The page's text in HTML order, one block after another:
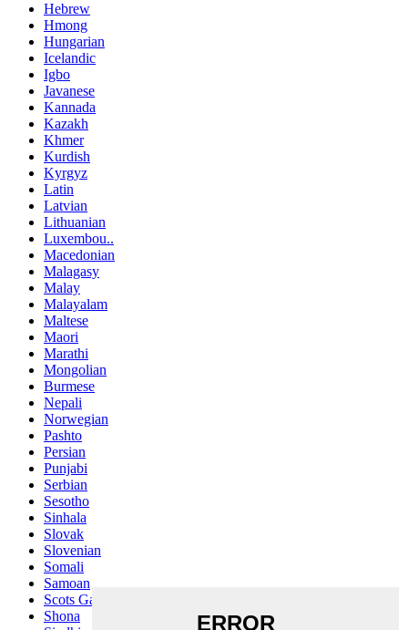
Hebrew
Hmong
Hungarian
Icelandic
Igbo
Javanese
Kannada
Kazakh
Khmer
Kurdish
Kyrgyz
Latin
Latvian
Lithuanian
Luxembou..
Macedonian
Malagasy
Malay
Malayalam
Maltese
Maori
Marathi
Mongolian
Burmese
Nepali
Norwegian
Pashto
Persian
Punjabi
Serbian
Sesotho
Sinhala
Slovak
Slovenian
Somali
Samoan
Scots Gaelic
Shona